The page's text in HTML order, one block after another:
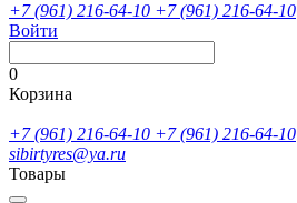
+7 (961) 216-64-10 +7 (961) 216-64-10
Войти
0
Корзина
+7 (961) 216-64-10 +7 (961) 216-64-10
sibirtyres@ya.ru
Товары